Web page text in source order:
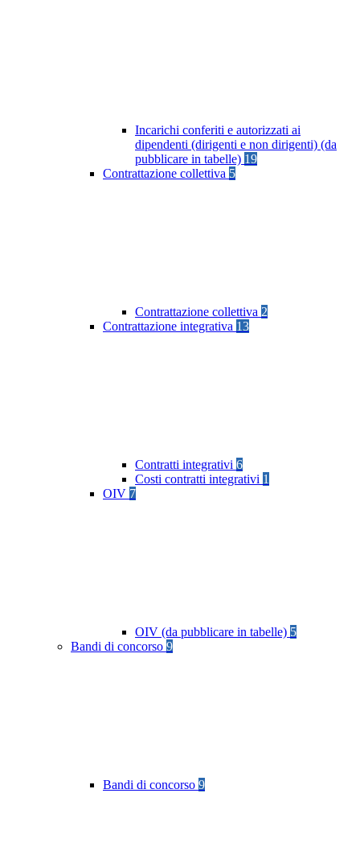
Incarichi conferiti e autorizzati ai
dipendenti (dirigenti e non dirigenti) (da
pubblicare in tabelle) 19
Contrattazione collettiva 5
Contrattazione collettiva 2
Contrattazione integrativa 13
Contratti integrativi 6
Costi contratti integrativi 1
OIV 7
OIV (da pubblicare in tabelle) 5
Bandi di concorso 9
Bandi di concorso 9